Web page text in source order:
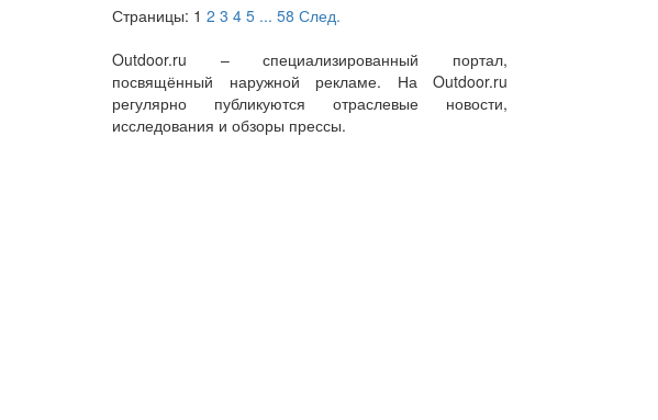
Страницы: 1 2 3 4 5 ... 58 След.
Outdoor.ru – специализированный портал,
посвящённый наружной рекламе. На Outdoor.ru
регулярно публикуются отраслевые новости,
исследования и обзоры прессы.